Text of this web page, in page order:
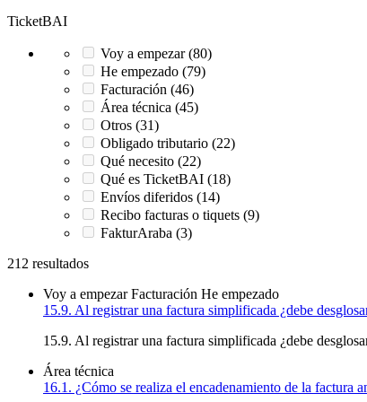
TicketBAI
Voy a empezar (80)
He empezado (79)
Facturación (46)
Área técnica (45)
Otros (31)
Obligado tributario (22)
Qué necesito (22)
Qué es TicketBAI (18)
Envíos diferidos (14)
Recibo facturas o tiquets (9)
FakturAraba (3)
212 resultados
Voy a empezar Facturación He empezado
15.9. Al registrar una factura simplificada ¿debe
15.9. Al registrar una factura simplificada ¿debe
Área técnica
16.1. ¿Cómo se realiza el encadenamiento de la factura